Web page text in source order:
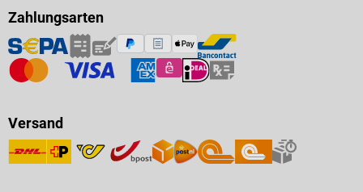
Zahlungsarten
Versand